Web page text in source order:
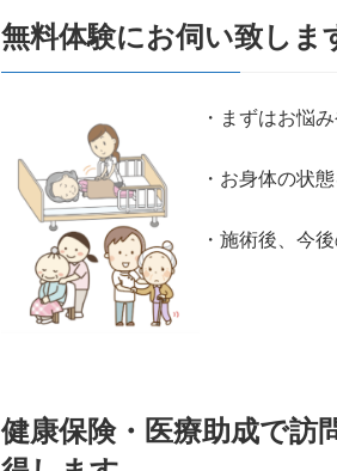
無料体験にお伺い致しま
・まずはお悩
・お身体の状
・施術後、今
健康保険・医療助成で訪